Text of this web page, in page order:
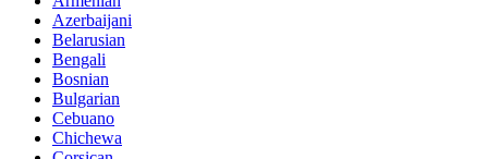
Azerbaijani
Belarusian
Bengali
Bosnian
Bulgarian
Cebuano
Chichewa